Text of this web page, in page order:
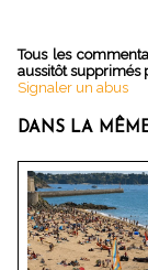
Tous les
aussitôt supprimés
Signaler un abus
DANS LA